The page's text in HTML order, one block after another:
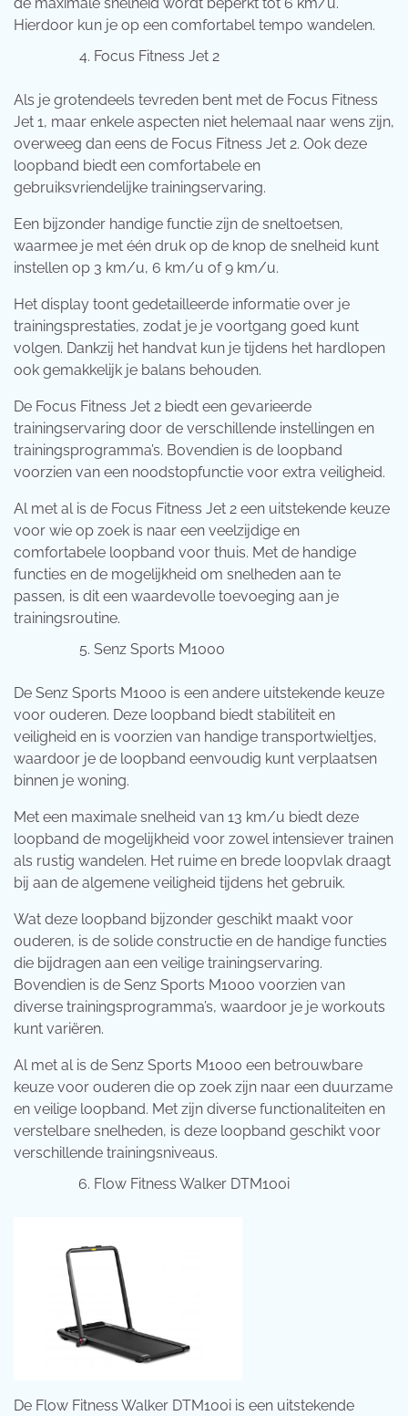
Hierdoor kun je op een comfortabel tempo wandelen.
Focus Fitness Jet 2
Als je grotendeels tevreden bent met de Focus Fitness
Jet 1, maar enkele aspecten niet helemaal naar wens zijn,
overweeg dan eens de Focus Fitness Jet 2. Ook deze
loopband biedt een comfortabele en
gebruiksvriendelijke trainingservaring.
Een bijzonder handige functie zijn de sneltoetsen,
waarmee je met één druk op de knop de snelheid kunt
instellen op 3 km/u, 6 km/u of 9 km/u.
Het display toont gedetailleerde informatie over je
trainingsprestaties, zodat je je voortgang goed kunt
volgen. Dankzij het handvat kun je tijdens het hardlopen
ook gemakkelijk je balans behouden.
De Focus Fitness Jet 2 biedt een gevarieerde
trainingservaring door de verschillende instellingen en
trainingsprogramma’s. Bovendien is de loopband
voorzien van een noodstopfunctie voor extra veiligheid.
Al met al is de Focus Fitness Jet 2 een uitstekende keuze
voor wie op zoek is naar een veelzijdige en
comfortabele loopband voor thuis. Met de handige
functies en de mogelijkheid om snelheden aan te
passen, is dit een waardevolle toevoeging aan je
trainingsroutine.
Senz Sports M1000
De Senz Sports M1000 is een andere uitstekende keuze
voor ouderen. Deze loopband biedt stabiliteit en
veiligheid en is voorzien van handige transportwieltjes,
waardoor je de loopband eenvoudig kunt verplaatsen
binnen je woning.
Met een maximale snelheid van 13 km/u biedt deze
loopband de mogelijkheid voor zowel intensiever trainen
als rustig wandelen. Het ruime en brede loopvlak draagt
bij aan de algemene veiligheid tijdens het gebruik.
Wat deze loopband bijzonder geschikt maakt voor
ouderen, is de solide constructie en de handige functies
die bijdragen aan een veilige trainingservaring.
Bovendien is de Senz Sports M1000 voorzien van
diverse trainingsprogramma’s, waardoor je je workouts
kunt variëren.
Al met al is de Senz Sports M1000 een betrouwbare
keuze voor ouderen die op zoek zijn naar een duurzame
en veilige loopband. Met zijn diverse functionaliteiten en
verstelbare snelheden, is deze loopband geschikt voor
verschillende trainingsniveaus.
Flow Fitness Walker DTM100i
De Flow Fitness Walker DTM100i is een uitstekende